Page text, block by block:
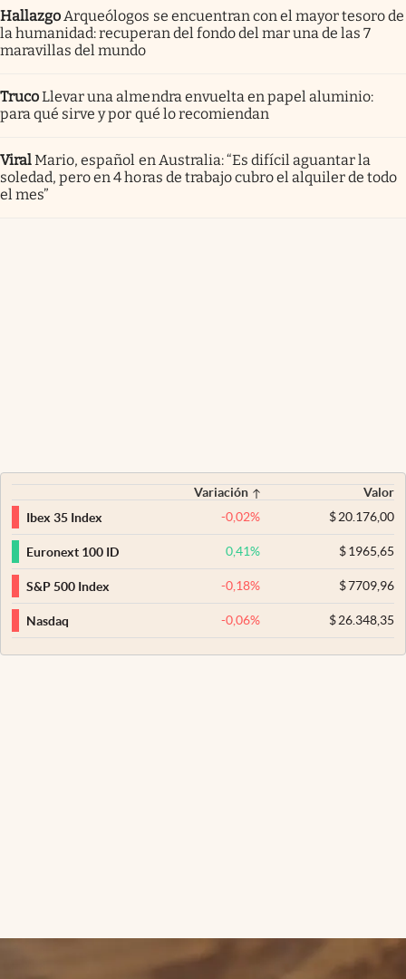
HallazgoArqueólogos se encuentran con el mayor tesoro de
la humanidad: recuperan del fondo del mar una de las 7
maravillas del mundo
TrucoLlevar una almendra envuelta en papel aluminio:
para qué sirve y por qué lo recomiendan
ViralMario, español en Australia: “Es difícil aguantar la
soledad, pero en 4 horas de trabajo cubro el alquiler de todo
el mes”
Variación
Valor
Ibex 35 Index
-0,02% $20.176,00
Euronext 100 ID 0,41% $1965,65
S&P 500 Index -0,18% $7709,96
Nasdaq -0,06% $26.348,35